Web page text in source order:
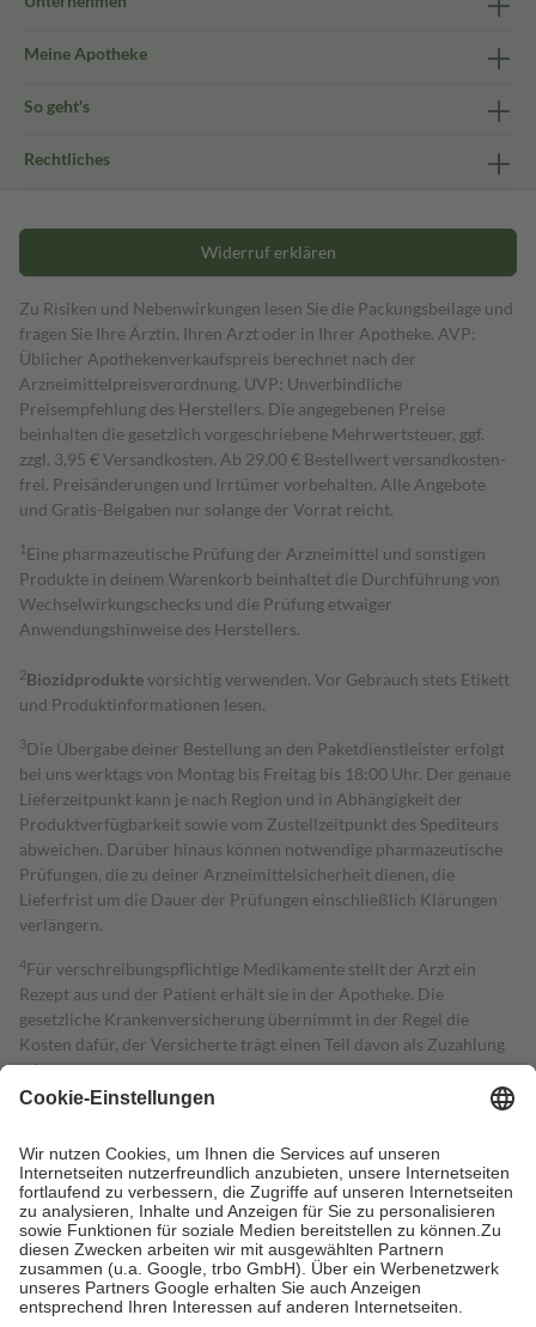
Meine Apotheke
So geht's
Rechtliches
Widerruf erklären
Zu Risiken und Nebenwirkungen lesen Sie die Packungsbeilage und
fragen Sie Ihre Ärztin, Ihren Arzt oder in Ihrer Apotheke. AVP:
Üblicher Apothekenverkaufspreis berechnet nach der
Arzneimittelpreisverordnung. UVP: Unverbindliche
Preisempfehlung des Herstellers. Die angegebenen Preise
beinhalten die gesetzlich vorgeschriebene Mehrwertsteuer, ggf.
zzgl. 3,95 € Versandkosten. Ab 29,00 € Bestell­wert versand­kosten­
frei. Preisänderungen und Irrtümer vorbehalten. Alle Angebote
und Gratis-Beigaben nur solange der Vorrat reicht.
1 Eine pharmazeutische Prüfung der Arzneimittel und sonstigen
Produkte in deinem Warenkorb beinhaltet die Durchführung von
Wechselwirkungschecks und die Prüfung etwaiger
Anwendungshinweise des Herstellers.
2Biozidproduktevorsichtig verwenden. Vor Gebrauch stets Etikett
und Produktinformationen lesen.
3Die Übergabe deiner Bestellung an den Paketdienstleister erfolgt
bei uns werktags von Montag bis Freitag bis 18:00 Uhr. Der genaue
Lieferzeitpunkt kann je nach Region und in Abhängigkeit der
Produktverfügbarkeit sowie vom Zustellzeitpunkt des Spediteurs
abweichen. Darüber hinaus können notwendige pharmazeutische
Prüfungen, die zu deiner Arzneimittelsicherheit dienen, die
Lieferfrist um die Dauer der Prüfungen einschließlich Klärungen
verlängern.
4Für verschreibungspflichtige Medikamente stellt der Arzt ein
Rezept aus und der Patient erhält sie in der Apotheke. Die
gesetzliche Krankenversicherung übernimmt in der Regel die
Kosten dafür, der Versicherte trägt einen Teil davon als Zuzahlung
mit.
Grundsätzlich leisten Mitglieder Zuzahlungen in Höhe von zehn
höchstens zehn Euro.
Es sind jedoch nie mehr als die tatsächlichen
Kosten der Leistung zu entrichten.
Diese Regeln gelten grundsätzlich auch für Online-Apotheken.
Bei Heilmitteln und häuslicher Krankenpflege beträgt die
Zuzahlung zehn Prozent der Kosten sowie zehn Euro je
Verordnung.
Um das Engagement der Versicherten für ihre eigene Gesundheit zu
stärken und die besondere Stellung der Familie zu unterstützen,